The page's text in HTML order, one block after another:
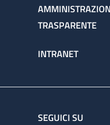
TRASPARENTE
INTRANET
SEGUICI SU